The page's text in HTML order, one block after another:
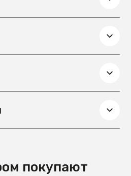
не потребуется. В
потолочный подвес.
покупают